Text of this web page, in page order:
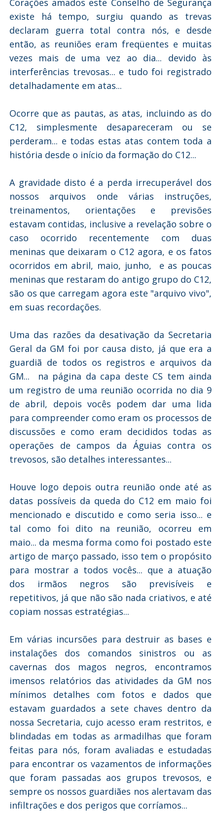
existe há tempo, surgiu quando as trevas
declaram guerra total contra nós, e desde
então, as reuniões eram freqüentes e muitas
vezes mais de uma vez ao dia... devido às
interferências trevosas... e tudo foi registrado
detalhadamente em atas...
Ocorre que as pautas, as atas, incluindo as do
C12, simplesmente desapareceram ou se
perderam... e todas estas atas contem toda a
história desde o início da formação do C12...
A gravidade disto é a perda irrecuperável dos
nossos arquivos onde várias instruções,
treinamentos, orientações e previsões
estavam contidas, inclusive a revelação sobre o
caso ocorrido recentemente com duas
meninas que deixaram o C12 agora, e os fatos
ocorridos em abril, maio, junho, e as poucas
meninas que restaram do antigo grupo do C12,
são os que carregam agora este "arquivo vivo",
em suas recordações.
Uma das razões da desativação da Secretaria
Geral da GM foi por causa disto, já que era a
guardiã de todos os registros e arquivos da
GM... na página da capa deste CS tem ainda
um registro de uma reunião ocorrida no dia 9
de abril, depois vocês podem dar uma lida
para compreender como eram os processos de
discussões e como eram decididos todas as
operações de campos da Águias contra os
trevosos, são detalhes interessantes...
Houve logo depois outra reunião onde até as
datas possíveis da queda do C12 em maio foi
mencionado e discutido e como seria isso... e
tal como foi dito na reunião, ocorreu em
maio... da mesma forma como foi postado este
artigo de março passado, isso tem o propósito
para mostrar a todos vocês... que a atuação
dos irmãos negros são previsíveis e
repetitivos, já que não são nada criativos, e até
copiam nossas estratégias...
Em várias incursões para destruir as bases e
instalações dos comandos sinistros ou as
cavernas dos magos negros, encontramos
imensos relatórios das atividades da GM nos
mínimos detalhes com fotos e dados que
estavam guardados a sete chaves dentro da
nossa Secretaria, cujo acesso eram restritos, e
blindadas em todas as armadilhas que foram
feitas para nós, foram avaliadas e estudadas
para encontrar os vazamentos de informações
que foram passadas aos grupos trevosos, e
sempre os nossos guardiães nos alertavam das
infiltrações e dos perigos que corríamos...